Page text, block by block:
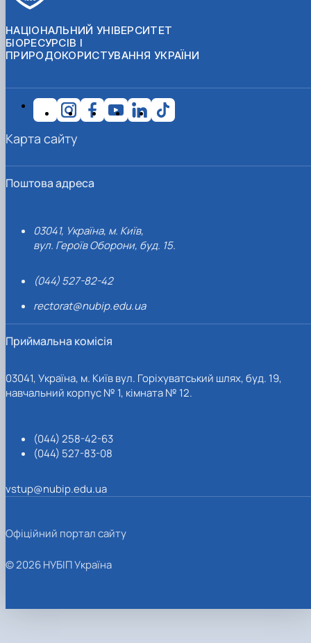
НАЦІОНАЛЬНИЙ УНІВЕРСИТЕТ
БІОРЕСУРСІВ І
ПРИРОДОКОРИСТУВАННЯ УКРАЇНИ
Поштова адреса
03041, Україна, м. Київ,
вул. Героїв Оборони, буд. 15.
(044) 527-82-42
rectorat@nubip.edu.ua
Приймальна комісія
03041, Україна, м. Київ вул. Горіхуватський шлях, буд. 19,
навчальний корпус № 1, кімната № 12.
(044) 258-42-63
(044) 527-83-08
vstup@nubip.edu.ua
Карта сайту
Офіційний портал сайту
© 2026 НУБІП Україна